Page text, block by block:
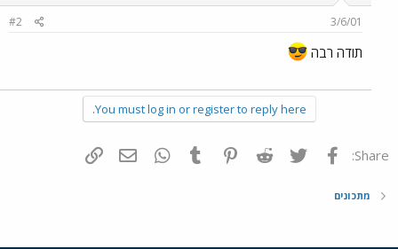
3/6/01
#2
תודה רבה
You must log in or register to reply here.
Share: פייסבוק Twitter
Reddit
Pinterest
Tumblr
WhatsAppדואר אלקטרוני
מתכונים